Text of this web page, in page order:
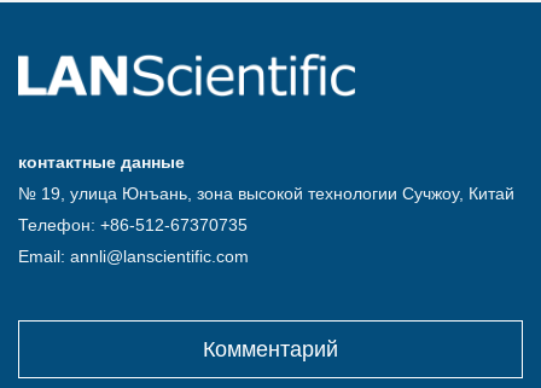
контактные данные
№ 19, улица Юнъань, зона высокой технологии Сучжоу, Китай
Телефон: +86-512-67370735
Email: annli@lanscientific.com
Комментарий